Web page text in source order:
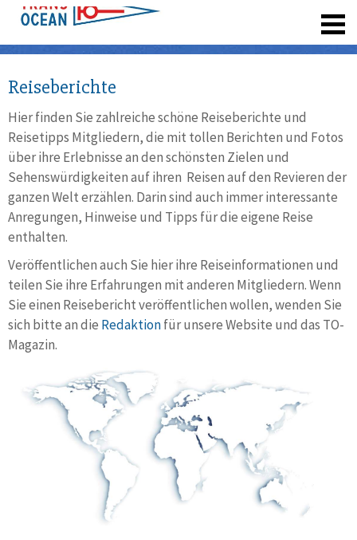
Reiseberichte
Hier finden Sie zahlreiche schöne Reiseberichte und
Reisetipps Mitgliedern, die mit tollen Berichten und Fotos
über ihre Erlebnisse an den schönsten Zielen und
Sehenswürdigkeiten auf ihren Reisen auf den Revieren der
ganzen Welt erzählen. Darin sind auch immer interessante
Anregungen, Hinweise und Tipps für die eigene Reise
enthalten.
Veröffentlichen auch Sie hier ihre Reiseinformationen und
teilen Sie ihre Erfahrungen mit anderen Mitgliedern. Wenn
Sie einen Reisebericht veröffentlichen wollen, wenden Sie
sich bitte an die Redaktionfür unsere Website und das TO-
Magazin.